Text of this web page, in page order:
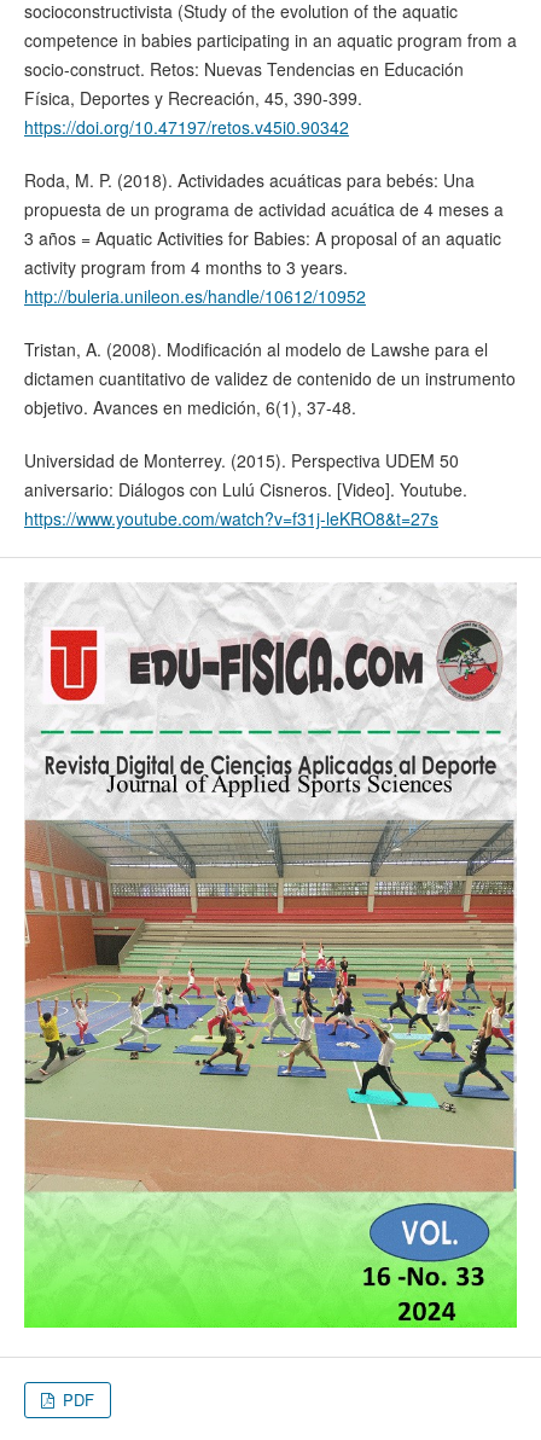
socioconstructivista (Study of the evolution of the aquatic
competence in babies participating in an aquatic program from a
socio-construct. Retos: Nuevas Tendencias en Educación
Física, Deportes y Recreación, 45, 390-399.
https://doi.org/10.47197/retos.v45i0.90342
Roda, M. P. (2018). Actividades acuáticas para bebés: Una
propuesta de un programa de actividad acuática de 4 meses a
3 años = Aquatic Activities for Babies: A proposal of an aquatic
activity program from 4 months to 3 years.
http://buleria.unileon.es/handle/10612/10952
Tristan, A. (2008). Modificación al modelo de Lawshe para el
dictamen cuantitativo de validez de contenido de un instrumento
objetivo. Avances en medición, 6(1), 37-48.
Universidad de Monterrey. (2015). Perspectiva UDEM 50
aniversario: Diálogos con Lulú Cisneros. [Video]. Youtube.
https://www.youtube.com/watch?v=f31j-leKRO8&t=27s
PDF